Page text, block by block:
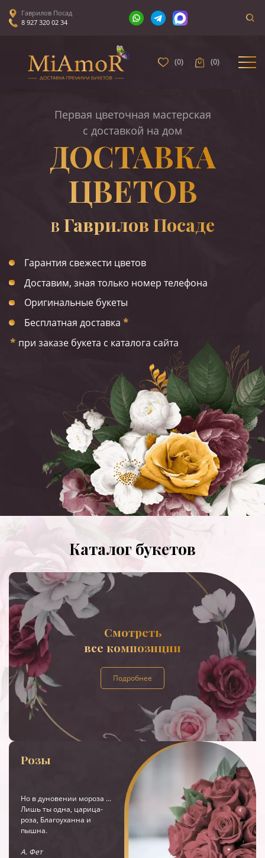
Гаврилов Посад
8 927 320 02 34
(0) (0)
Первая цветочная мастерская
с доставкой на дом
ДОСТАВКА
ЦВЕТОВ
В Гаврилов Посаде
Гарантия свежести цветов
Доставим, зная только номер телефона
Оригинальные букеты
Бесплатная доставка *
* при заказе букета с каталога сайта
Каталог букетов
Смотреть
все композиции
Подробнее
Розы
Но в дуновении мороза ...
Лишь ты одна, царица-
роза, Благоуханна и
пышна.
А. Фет